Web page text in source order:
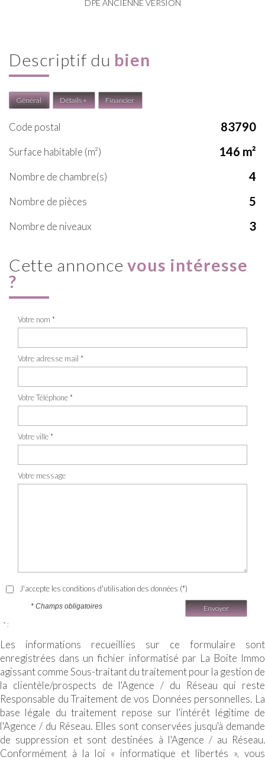
DPE ANCIENNE VERSION
descriptif du bien
Général Détails + Financier
Code postal 83790
Surface habitable (m²) 146 m²
Nombre de chambre(s) 4
Nombre de pièces 5
Nombre de niveaux 3
cette annonce vous intéresse
?
Votre nom *
Votre adresse mail *
Votre Téléphone *
Votre ville *
Votre message
J'accepte les conditions d'utilisation des données (*)
Envoyer
* Champs obligatoires
* :
Les informations recueillies sur ce formulaire sont
enregistrées dans un fichier informatisé par La Boite Immo
agissant comme Sous-traitant du traitement pour la gestion de
la clientèle/prospects de l'Agence / du Réseau qui reste
Responsable du Traitement de vos Données personnelles. La
base légale du traitement repose sur l'intérêt légitime de
l'Agence / du Réseau. Elles sont conservées jusqu'à demande
de suppression et sont destinées à l'Agence / au Réseau.
Conformément à la loi « informatique et libertés », vous